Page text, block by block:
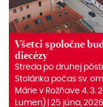
Všetci spoločne
diecézy
Streda po druhej
Stolárika počas sv.
Márie v Rožňave 4.
Lumen) | 25 júna, 2026